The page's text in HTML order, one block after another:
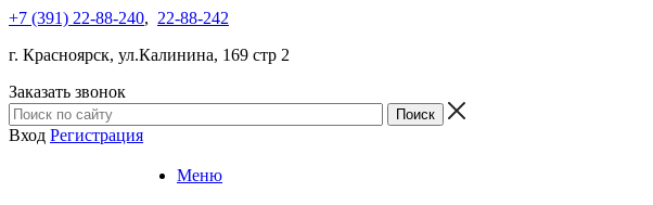
+7 (391) 22-88-240, 22-88-242
г. Красноярск, ул.Калинина, 169 стр 2
Заказать звонок
Вход Регистрация
Меню